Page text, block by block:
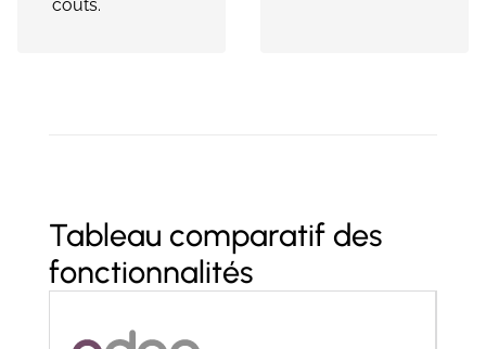
coûts.
Tableau comparatif des
fonctionnalités